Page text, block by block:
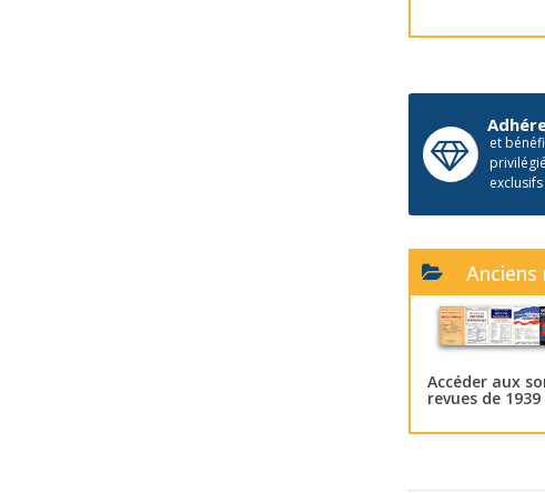
et
Accéder aux
revues de